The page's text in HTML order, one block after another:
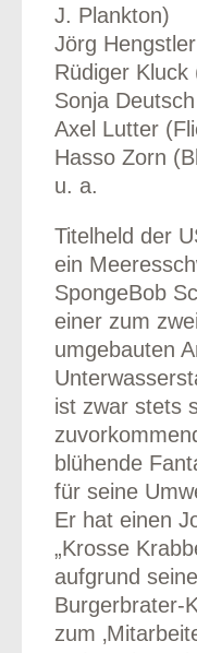
J. Plankton)
Jörg
Rüdiger
Sonja
Axel Lutter
Hasso Zorn
u. a.
Titelheld der
ein
SpongeBob
einer zum
umgebauten
ist zwar stets
blühende
für seine
Er hat einen
„Krosse
aufgrund
Burgerbrater-
zum